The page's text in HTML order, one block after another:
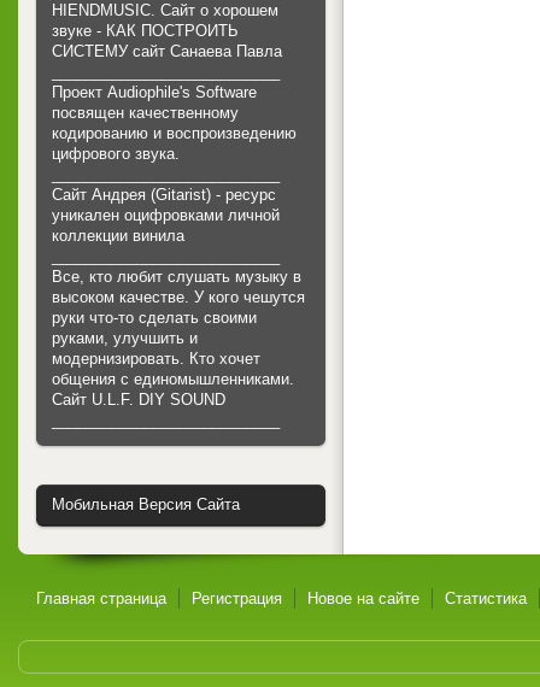
HIENDMUSIC. Сайт о хорошем
звуке - КАК ПОСТРОИТЬ
СИСТЕМУ сайт Санаева Павла
Проект Audiophile's Software
посвящен качественному
кодированию и воспроизведению
цифрового звука.
Сайт Андрея (Gitarist) - ресурс
уникален оцифровками личной
коллекции винила
Все, кто любит слушать музыку в
высоком качестве. У кого чешутся
руки что-то сделать своими
руками, улучшить и
модернизировать. Кто хочет
общения с единомышленниками.
Cайт U.L.F. DIY SOUND
Мобильная Версия Сайта
Главная страница Регистрация Новое на сайте Статистика